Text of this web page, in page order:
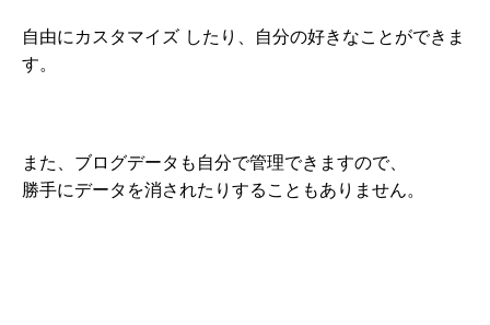
自由にカスタマイズ したり、自分の好きなことができま
す。
また、ブログデータも自分で管理できますので、
勝手にデータを消されたりすることもありません。